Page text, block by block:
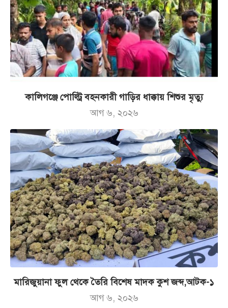
কালিগঞ্জে পোল্ট্রি বহনকারী গাড়ির ধাক্কায় শিশুর মৃত্যু
আগ ৬, ২০২৬
মারিজুয়ানা ফুল থেকে তৈরি বিশেষ মাদক কুশ জব্দ,আটক-১
আগ ৬, ২০২৬